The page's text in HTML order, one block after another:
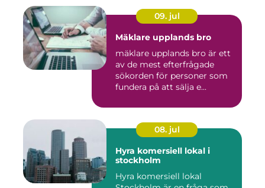
09. jul
Mäklare upplands bro
mäklare upplands bro är ett
av de mest efterfrågade
sökorden för personer som
fundera på att sälja e...
08. jul
Hyra komersiell lokal i
stockholm
Hyra komersiell lokal